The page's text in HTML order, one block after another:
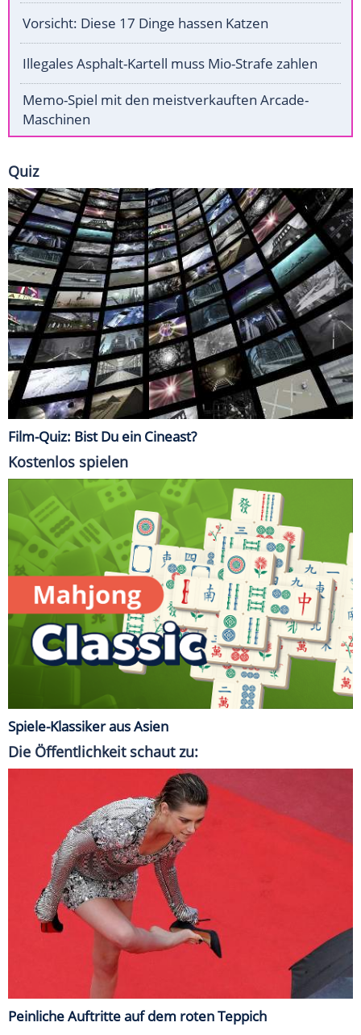
Vorsicht: Diese 17 Dinge hassen Katzen
Illegales Asphalt-Kartell muss Mio-Strafe zahlen
Memo-Spiel mit den meistverkauften Arcade-
Maschinen
Quiz
Film-Quiz: Bist Du ein Cineast?
Kostenlos spielen
Spiele-Klassiker aus Asien
Die Öffentlichkeit schaut zu:
Peinliche Auftritte auf dem roten Teppich